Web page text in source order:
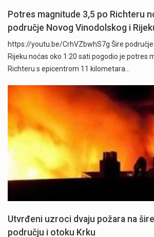
Potres magnitude 3,5 po Richteru
područje Novog Vinodolskog i
https://youtu.be/CrhVZbwhS7g Šire
Rijeku noćas oko 1:20 sati pogodio je potres
Richteru s epicentrom 11 kilometara…
Utvrđeni uzroci dvaju požara na
području i otoku Krku